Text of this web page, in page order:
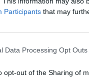
Participants that may
Data Processing Opt Outs
opt-out of the Sharing of
(1088 Budapest,